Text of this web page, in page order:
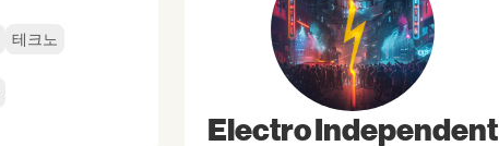
테크노
Electro Independent